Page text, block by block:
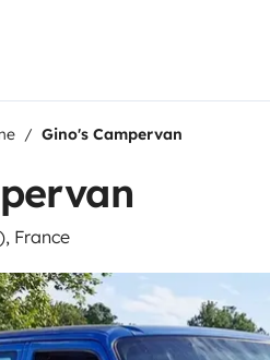
Gino's Campervan
France